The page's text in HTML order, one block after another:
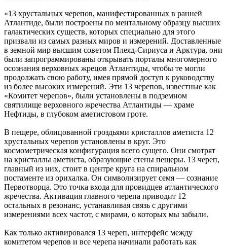
«13 хрустальных черепов, манифестированных в ранней
Атлантиде, были построены по ментальному образцу высших
галактических существ, которых специально для этого
призвали из самых разных миров и измерений. Доставленные
в земной мир высшим советом Плеяд-Сириуса и Арктура, они
были запрограммированы открывать порталы многомерного
осознания верховных жрецов Атлантиды, чтобы те могли
продолжать свою работу, имея прямой доступ к руководству
из более высоких измерений. Эти 13 черепов, известные как
«Комитет черепов», были установлены в подземном
святилище верховного жречества Атлантиды — храме
Нефтиды, в глубоком аметистовом гроте.
В пещере, облицованной гроздьями кристаллов аметиста 12
хрустальных черепов установлены в круг. Это
космометрическая конфигурация всего сущего. Они смотрят
на кристаллы аметиста, образующие стены пещеры. 13 череп,
главный из них, стоит в центре круга на спиральном
постаменте из орихалка. Он символизирует семя — сознание
Первотворца. Это точка входа для провидцев атлантического
жречества. Активация главного черепа приводит 12
остальных в резонанс, устанавливая связь с другими
измерениями всех частот, с мирами, о которых мы забыли.
Как только активировался 13 череп, интерфейс между
комитетом черепов и все черепа начинали работать как